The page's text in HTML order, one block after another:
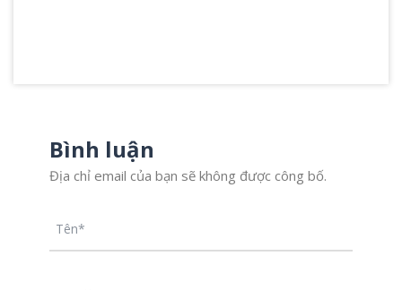
Bình luận
Địa chỉ email của bạn sẽ không được công bố.